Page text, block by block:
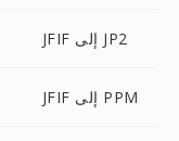
JFIF إلى JP2
JFIF إلى PPM